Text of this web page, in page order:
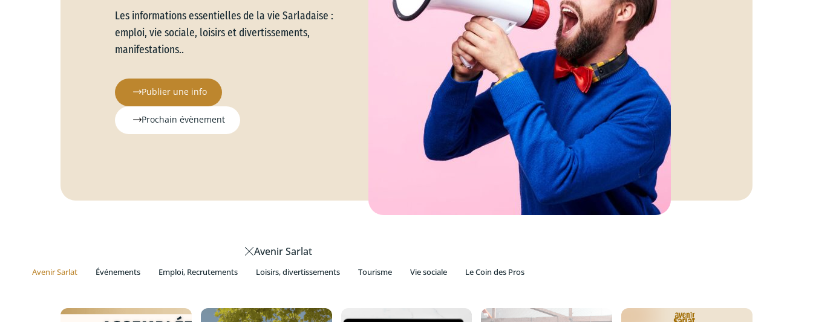
Les informations essentielles de la vie Sarladaise :
emploi, vie sociale, loisirs et divertissements,
manifestations..
Publier une info
Prochain évènement
Avenir Sarlat
Avenir Sarlat Événements Emploi, Recrutements Loisirs, divertissements Tourisme Vie sociale Le Coin des Pros